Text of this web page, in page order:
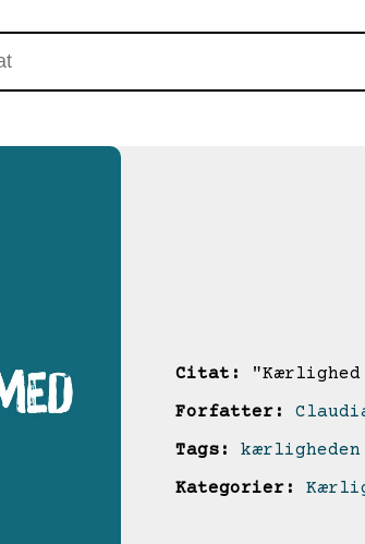
Citat:
Forfatter:
Tags:
kærligheden
Kategorier: